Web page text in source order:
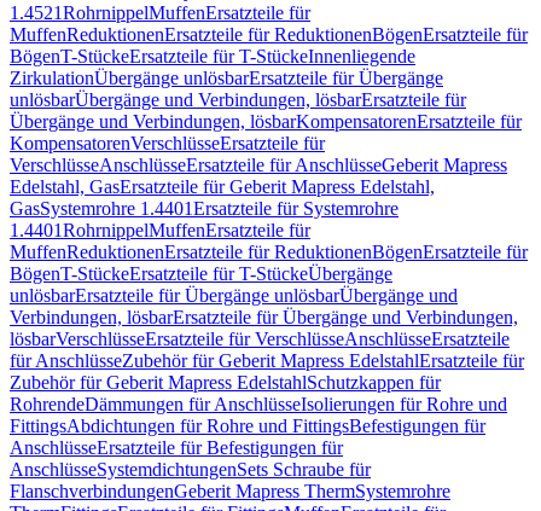
1.4521RohrnippelMuffenErsatzteile für
MuffenReduktionenErsatzteile für ReduktionenBögenErsatzteile für
BögenT-StückeErsatzteile für T-StückeInnenliegende
ZirkulationÜbergänge unlösbarErsatzteile für Übergänge
unlösbarÜbergänge und Verbindungen, lösbarErsatzteile für
Übergänge und Verbindungen, lösbarKompensatorenErsatzteile für
KompensatorenVerschlüsseErsatzteile für
VerschlüsseAnschlüsseErsatzteile für AnschlüsseGeberit Mapress
Edelstahl, GasErsatzteile für Geberit Mapress Edelstahl,
GasSystemrohre 1.4401Ersatzteile für Systemrohre
1.4401RohrnippelMuffenErsatzteile für
MuffenReduktionenErsatzteile für ReduktionenBögenErsatzteile für
BögenT-StückeErsatzteile für T-StückeÜbergänge
unlösbarErsatzteile für Übergänge unlösbarÜbergänge und
Verbindungen, lösbarErsatzteile für Übergänge und Verbindungen,
lösbarVerschlüsseErsatzteile für VerschlüsseAnschlüsseErsatzteile
für AnschlüsseZubehör für Geberit Mapress EdelstahlErsatzteile für
Zubehör für Geberit Mapress EdelstahlSchutzkappen für
RohrendeDämmungen für AnschlüsseIsolierungen für Rohre und
FittingsAbdichtungen für Rohre und FittingsBefestigungen für
AnschlüsseErsatzteile für Befestigungen für
AnschlüsseSystemdichtungenSets Schraube für
FlanschverbindungenGeberit Mapress ThermSystemrohre